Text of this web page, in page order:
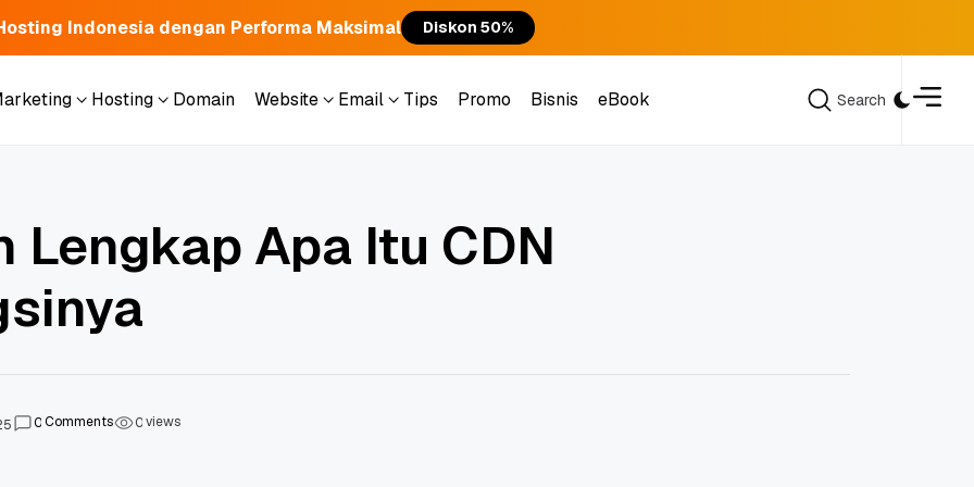
Indonesia dengan Performa Maksimal Diskon 50%
Hosting
Domain
Website
Email
Tips
Promo
Bisnis
eBook
Search
Lengkap Apa Itu CDN
0Comments 0views